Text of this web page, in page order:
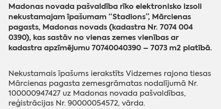
Madonas novada pašvaldība rīko elektronisko izsoli
nekustamajam īpašumam “Stadions”, Mārcienas
pagasts, Madonas novads (kadastra Nr. 7074 004
0390), kas sastāv no vienas zemes vienības ar
kadastra apzīmējumu 70740040390 – 7073 m2 platībā.
Nekustamais īpašums ierakstīts Vidzemes rajona tiesas
Mārcienas pagasta zemesgrāmatas nodalījumā Nr.
100000947427 uz Madonas novada pašvaldības,
reģistrācijas Nr. 90000054572, vārda.